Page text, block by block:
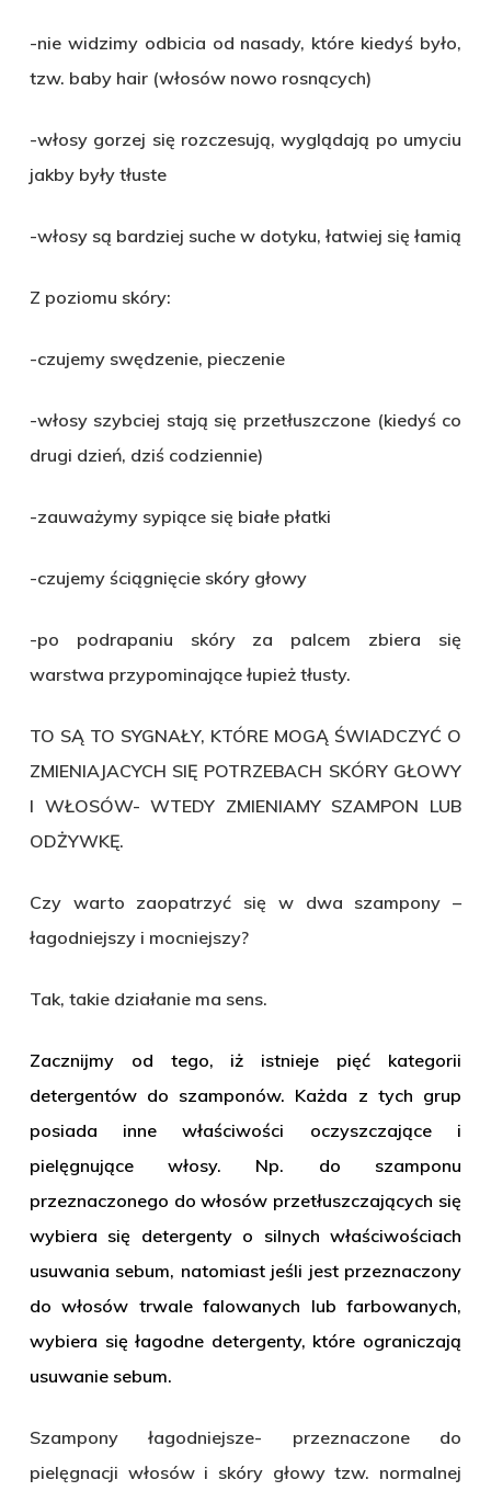
-nie widzimy odbicia od nasady, które kiedyś było,
tzw. baby hair (włosów nowo rosnących)
-włosy gorzej się rozczesują, wyglądają po umyciu
jakby były tłuste
-włosy są bardziej suche w dotyku, łatwiej się łamią
Z poziomu skóry:
-czujemy swędzenie, pieczenie
-włosy szybciej stają się przetłuszczone (kiedyś co
drugi dzień, dziś codziennie)
-zauważymy sypiące się białe płatki
-czujemy ściągnięcie skóry głowy
-po podrapaniu skóry za palcem zbiera się
warstwa przypominające łupież tłusty.
TO SĄ TO SYGNAŁY, KTÓRE MOGĄ ŚWIADCZYĆ O
ZMIENIAJACYCH SIĘ POTRZEBACH SKÓRY GŁOWY
I WŁOSÓW- WTEDY ZMIENIAMY SZAMPON LUB
ODŻYWKĘ.
Czy warto zaopatrzyć się w dwa szampony –
łagodniejszy i mocniejszy?
Tak, takie działanie ma sens.
Zacznijmy od tego, iż istnieje pięć kategorii
detergentów do szamponów. Każda z tych grup
posiada inne właściwości oczyszczające i
pielęgnujące włosy. Np. do szamponu
przeznaczonego do włosów przetłuszczających się
wybiera się detergenty o silnych właściwościach
usuwania sebum, natomiast jeśli jest przeznaczony
do włosów trwale falowanych lub farbowanych,
wybiera się łagodne detergenty, które ograniczają
usuwanie sebum.
Szampony łagodniejsze- przeznaczone do
pielęgnacji włosów i skóry głowy tzw. normalnej